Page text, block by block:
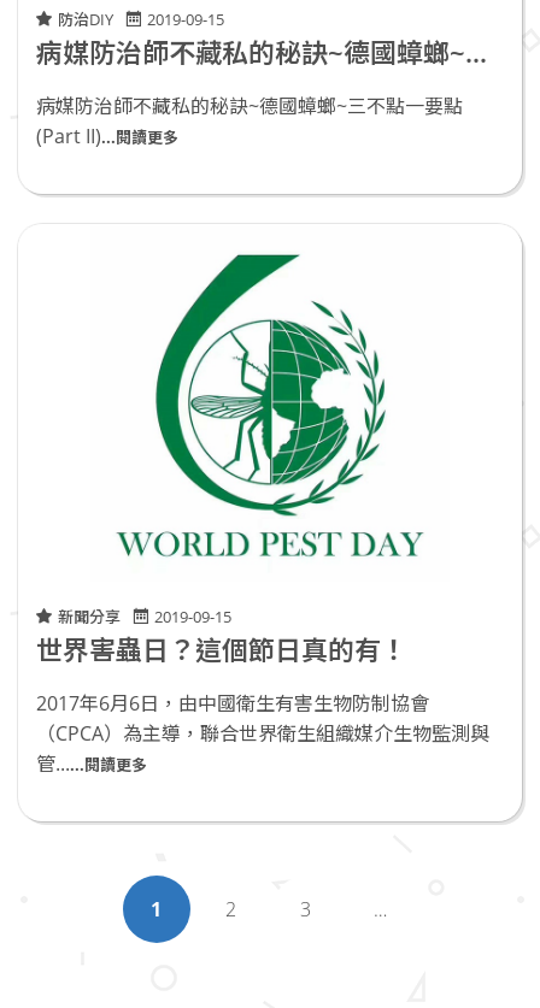
防治DIY 2019-09-15
病媒防治師不藏私的秘訣~德國蟑螂~三不點一要點(Part II)
病媒防治師不藏私的秘訣~德國蟑螂~三不點一要點
(Part II)...閱讀更多
新聞分享 2019-09-15
世界害蟲日？這個節日真的有！
2017年6月6日，由中國衛生有害生物防制協會
（CPCA）為主導，聯合世界衛生組織媒介生物監測與
管......閱讀更多
1 2 3 …